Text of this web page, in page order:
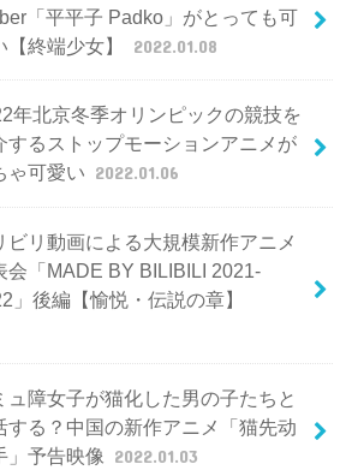
「平平子 Padko」がとっても可
【終端少女】
2022.01.08
年北京冬季オリンピックの競技を
するストップモーションアニメが
ゃ可愛い 2022.01.06
ビリ動画による大規模新作アニメ
会「MADE BY BILIBILI 2021-
」後編【愉悦・伝説の章】
ュ障女子が猫化した男の子たちと
する？中国の新作アニメ「猫先动
」予告映像
2022.01.03